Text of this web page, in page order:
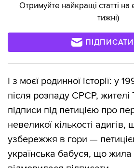
Отримуйте найкращі статті
тижні)
І з моєї родинної історії: у
після розпаду СРСР, жителі
підписи під петицією про
невеликої кількості
узбережжя в гори —
українська бабуся, що жила